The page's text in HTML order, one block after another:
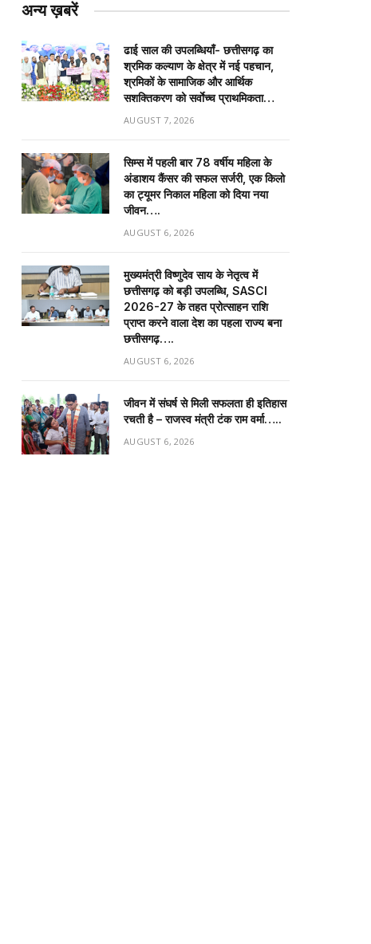
अन्य ख़बरें
ढाई साल की उपलब्धियाँ- छत्तीसगढ़ का
श्रमिक कल्याण के क्षेत्र में नई पहचान,
श्रमिकों के सामाजिक और आर्थिक
सशक्तिकरण को सर्वाेच्च प्राथमिकता…
AUGUST 7, 2026
सिम्स में पहली बार 78 वर्षीय महिला के
अंडाशय कैंसर की सफल सर्जरी, एक किलो
का ट्यूमर निकाल महिला को दिया नया
जीवन….
AUGUST 6, 2026
मुख्यमंत्री विष्णुदेव साय के नेतृत्व में
छत्तीसगढ़ को बड़ी उपलब्धि, SASCI
2026-27 के तहत प्रोत्साहन राशि
प्राप्त करने वाला देश का पहला राज्य बना
छत्तीसगढ़….
AUGUST 6, 2026
जीवन में संघर्ष से मिली सफलता ही इतिहास
रचती है – राजस्व मंत्री टंक राम वर्मा…..
AUGUST 6, 2026